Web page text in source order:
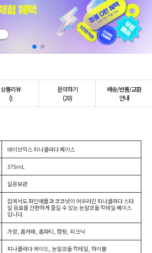
상품리뷰
()
문의하기
(20)
배송/반품/교환
안내
바이브믹스 피나콜라다 베이스
375mL
실온보관
집에서도 파인애플과 코코넛이 어우러진 피나콜라다 스타
일 음료를 간편하게 즐길 수 있는 논알코올 칵테일 베이스
입니다.
가정, 홈카페, 홈파티, 캠핑, 피크닉
피나콜라다 에이드, 논알코올 칵테일, 하이볼